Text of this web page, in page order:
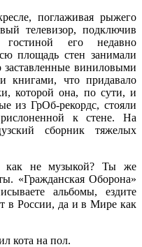
поглаживая рыжего
телевизор, подключив
его недавно
площадь стен занимали
заставленные виниловыми
книгами, что придавало
которой она, по сути, и
из ГрОб-рекордс, стояли
к стене. На
сборник тяжелых
не музыкой? Ты же
«Гражданская Оборона»
альбомы, ездите
в России, да и в Мире как
кота на пол.